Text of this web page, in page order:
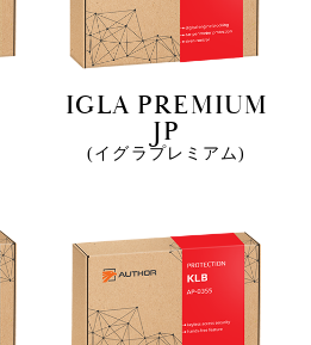
IGLA PREMIUM
JP
(イグラプレミアム)